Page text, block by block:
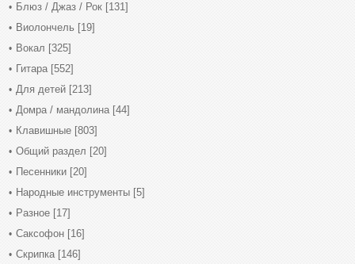
Блюз / Джаз / Рок [131]
Виолончель [19]
Вокал [325]
Гитара [552]
Для детей [213]
Домра / мандолина [44]
Клавишные [803]
Общий раздел [20]
Песенники [20]
Народные инструменты [5]
Разное [17]
Саксофон [16]
Скрипка [146]